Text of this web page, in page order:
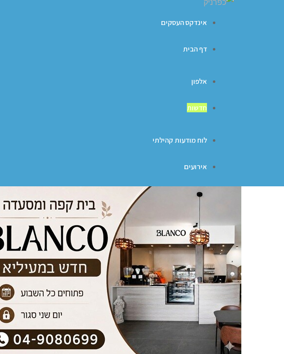
אינדקס העסקים
אלפון
לוח מודעות קהילתי
ברכות
ניחומים
צור קשר
דף הבית
חדשות
אירועים
אינדקס העסקים
אלפון
לוח מודעות קהילתי